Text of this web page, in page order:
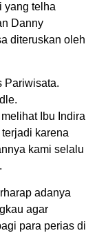
yang telha
Danny
diteruskan oleh
Pariwisata.
Ibu Indira
karena
kami selalu
adanya
agar
para perias di